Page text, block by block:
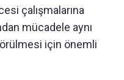
çalışmalarına
mücadele aynı
için önemli